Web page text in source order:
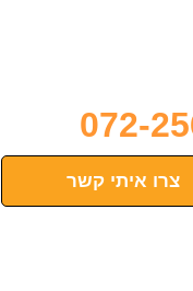
צרו איתי קשר